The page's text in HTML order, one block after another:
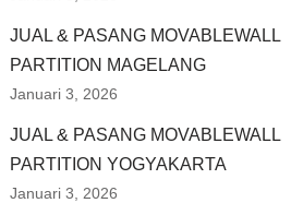
JUAL & PASANG MOVABLEWALL
PARTITION MAGELANG
Januari 3, 2026
JUAL & PASANG MOVABLEWALL
PARTITION YOGYAKARTA
Januari 3, 2026